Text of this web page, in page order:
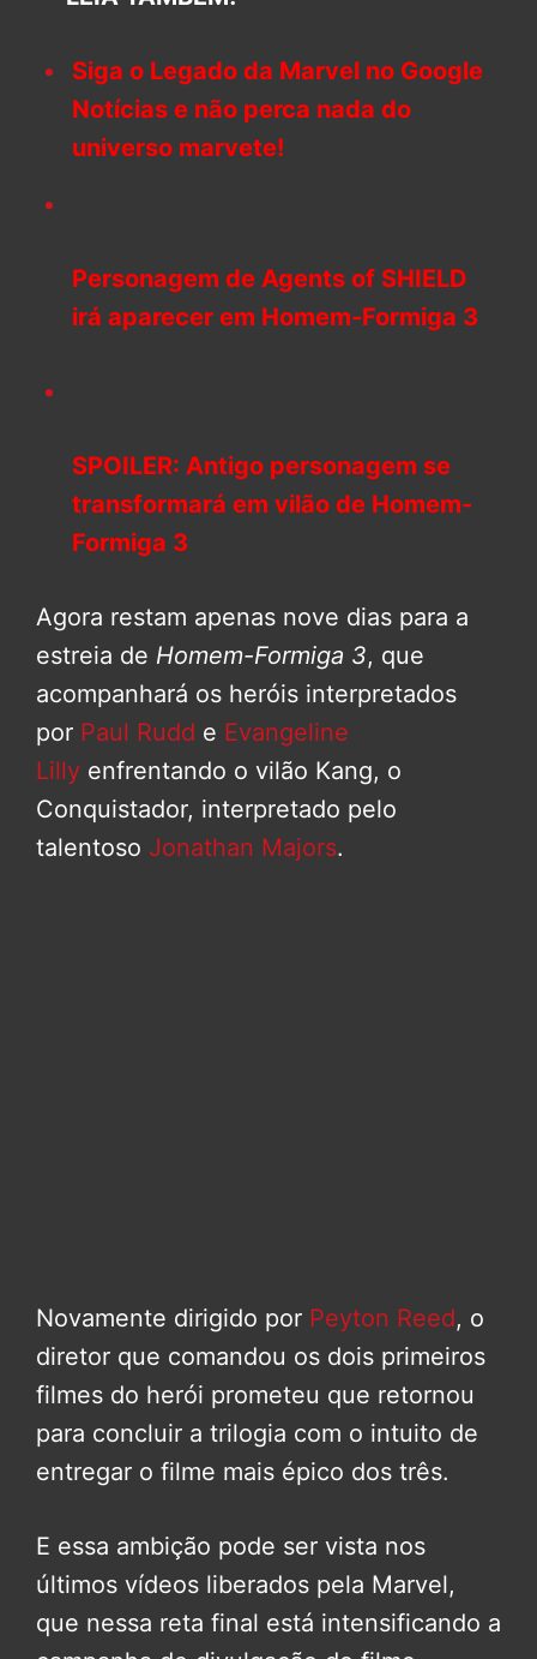
Siga o Legado da Marvel no Google
Notícias e não perca nada do
universo marvete!
Personagem de Agents of SHIELD
irá aparecer em Homem-Formiga 3
SPOILER: Antigo personagem se
transformará em vilão de Homem-
Formiga 3
Agora restam apenas nove dias para a
estreia de Homem-Formiga 3, que
acompanhará os heróis interpretados
por Paul Rudd e Evangeline
Lilly enfrentando o vilão Kang, o
Conquistador, interpretado pelo
talentoso Jonathan Majors.
Novamente dirigido por Peyton Reed, o
diretor que comandou os dois primeiros
filmes do herói prometeu que retornou
para concluir a trilogia com o intuito de
entregar o filme mais épico dos três.
E essa ambição pode ser vista nos
últimos vídeos liberados pela Marvel,
que nessa reta final está intensificando a